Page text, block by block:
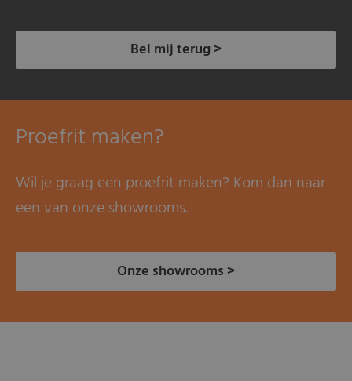
Bel mij terug >
Proefrit maken?
Wil je graag een proefrit maken? Kom dan naar
een van onze showrooms.
Onze showrooms >